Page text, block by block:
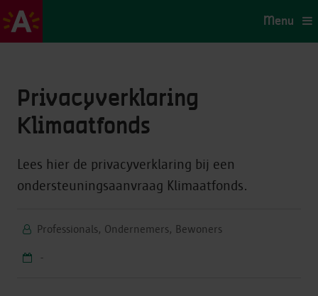
Menu
Privacyverklaring
Klimaatfonds
Lees hier de privacyverklaring bij een
ondersteuningsaanvraag Klimaatfonds.
Professionals, Ondernemers, Bewoners
-